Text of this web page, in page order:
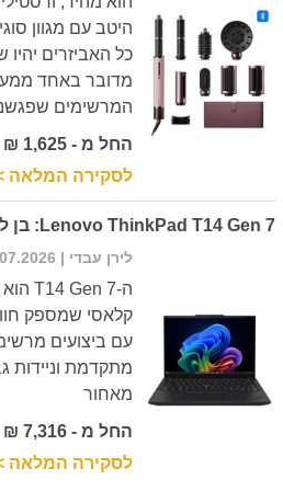
היטב עם מגוון
כל האביזרים יהיו
מדובר באחד
המרשימים
החל מ - 1,625 ₪
לסקירה המלאה
Lenovo ThinkPad T14 Gen 7: בן לוויה אמין
לירן עבדי | 26.07.2026
קלאסי שמספק
עם ביצועים
מתקדמת וניידות
מאחור
החל מ - 7,316 ₪
לסקירה המלאה